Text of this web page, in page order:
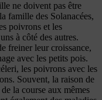
ne doivent pas être
famille des Solanacées,
poivrons et les
à côté des autres.
freiner leur croissance,
avec les petits pois.
les poivrons avec les
Souvent, la raison de
la course aux mêmes